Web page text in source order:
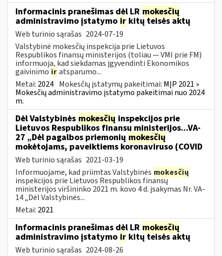
Informacinis pranešimas dėl LR mokesčių
administravimo įstatymo ir kitų teisės aktų
Web turinio sąrašas 2024-07-19
Valstybinė mokesčių inspekcija prie Lietuvos
Respublikos finansų ministerijos (toliau — VMI prie FM)
informuoja, kad siekdamas įgyvendinti Ekonomikos
gaivinimo iratsparumo...
Metai: 2024 Mokesčių įstatymų pakeitimai: MĮP 2021 »
Mokesčių administravimo įstatymo pakeitimai nuo 2024
m.
Dėl Valstybinės mokesčių inspekcijos prie
Lietuvos Respublikos finansų ministerijos...VA-
27 „Dėl pagalbos priemonių mokesčių
mokėtojams, paveiktiems koronaviruso (COVID
Web turinio sąrašas 2021-03-19
Informuojame, kad priimtas Valstybinės mokesčių
inspekcijos prie Lietuvos Respublikos finansų
ministerijos viršininko 2021 m. kovo 4 d. įsakymas Nr. VA-
14 „Dėl Valstybinės...
Metai: 2021
Informacinis pranešimas dėl LR mokesčių
administravimo įstatymo ir kitų teisės aktų
Web turinio sąrašas 2024-08-26